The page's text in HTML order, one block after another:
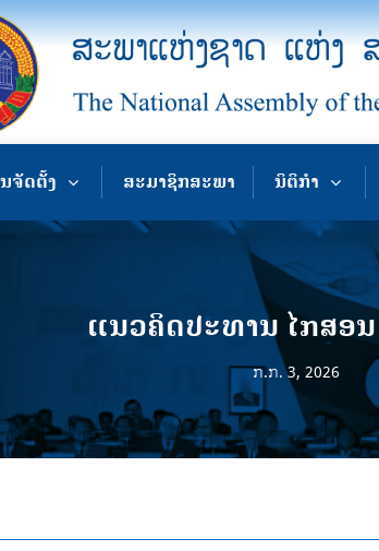
ຈັດຕັ້ງ ສະມາຊິກສະພາ ນິຕິກຳ
ແນວຄິດປະທານ ໄກສອ
ກ.ກ. 3, 2026